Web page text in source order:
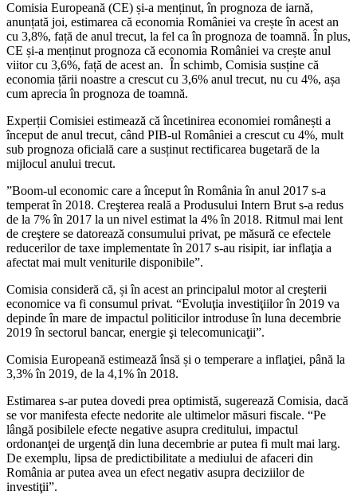
Comisia Europeană (CE) și-a menținut, în prognoza de iarnă,
anunțată joi, estimarea că economia României va crește în acest an
cu 3,8%, față de anul trecut, la fel ca în prognoza de toamnă. În plus,
CE și-a menținut prognoza că economia României va crește anul
viitor cu 3,6%, față de acest an. În schimb, Comisia susține că
economia țării noastre a crescut cu 3,6% anul trecut, nu cu 4%, așa
cum aprecia în prognoza de toamnă.
Experții Comisiei estimează că încetinirea economiei românești a
început de anul trecut, când PIB-ul României a crescut cu 4%, mult
sub prognoza oficială care a susținut rectificarea bugetară de la
mijlocul anului trecut.
”Boom-ul economic care a început în România în anul 2017 s-a
temperat în 2018. Creşterea reală a Produsului Intern Brut s-a redus
de la 7% în 2017 la un nivel estimat la 4% în 2018. Ritmul mai lent
de creştere se datorează consumului privat, pe măsură ce efectele
reducerilor de taxe implementate în 2017 s-au risipit, iar inflaţia a
afectat mai mult veniturile disponibile”.
Comisia consideră că, și în acest an principalul motor al creşterii
economice va fi consumul privat. “Evoluţia investiţiilor în 2019 va
depinde în mare de impactul politicilor introduse în luna decembrie
2019 în sectorul bancar, energie şi telecomunicaţii”.
Comisia Europeană estimează însă și o temperare a inflaţiei, până la
3,3% în 2019, de la 4,1% în 2018.
Estimarea s-ar putea dovedi prea optimistă, sugerează Comisia, dacă
se vor manifesta efecte nedorite ale ultimelor măsuri fiscale. “Pe
lângă posibilele efecte negative asupra creditului, impactul
ordonanţei de urgenţă din luna decembrie ar putea fi mult mai larg.
De exemplu, lipsa de predictibilitate a mediului de afaceri din
România ar putea avea un efect negativ asupra deciziilor de
investiţii”.